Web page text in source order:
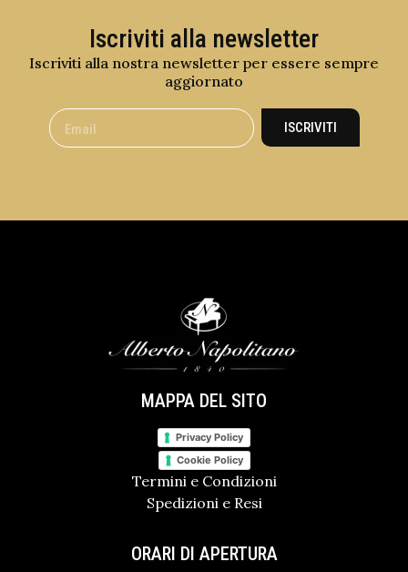
Iscriviti alla newsletter
Iscriviti alla nostra newsletter per essere sempre
aggiornato
ISCRIVITI
MAPPA DEL SITO
Privacy Policy
Cookie Policy
Termini e Condizioni
Spedizioni e Resi
ORARI DI APERTURA